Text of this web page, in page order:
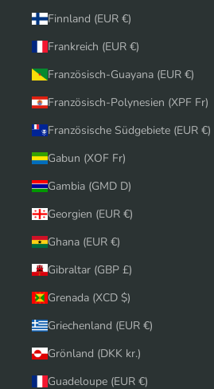
Finnland (EUR €)
Frankreich (EUR €)
Französisch-Guayana (EUR €)
Französisch-Polynesien (XPF Fr)
Französische Südgebiete (EUR €)
Gabun (XOF Fr)
Gambia (GMD D)
Georgien (EUR €)
Ghana (EUR €)
Gibraltar (GBP £)
Grenada (XCD $)
Griechenland (EUR €)
Grönland (DKK kr.)
Guadeloupe (EUR €)